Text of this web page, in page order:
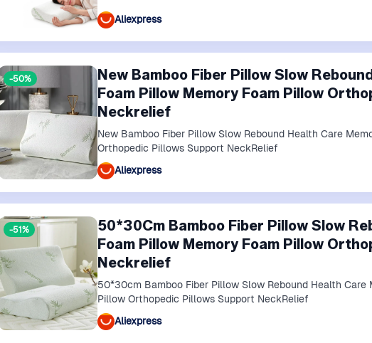
Aliexpress
-50%
New Bamboo Fiber Pillow Slow
Foam Pillow Memory Foam Pillow
Neckrelief
New Bamboo Fiber Pillow Slow Rebound Health Care
Orthopedic Pillows Support NeckRelief
Aliexpress
-51%
50*30Cm Bamboo Fiber Pillow Slow
Foam Pillow Memory Foam Pillow
Neckrelief
50*30cm Bamboo Fiber Pillow Slow Rebound Health Care
Pillow Orthopedic Pillows Support NeckRelief
Aliexpress